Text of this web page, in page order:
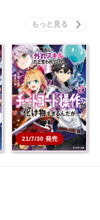
21/7/30 発売
おい、外れスキルだと
思われていた《チート
コ…
本を買う